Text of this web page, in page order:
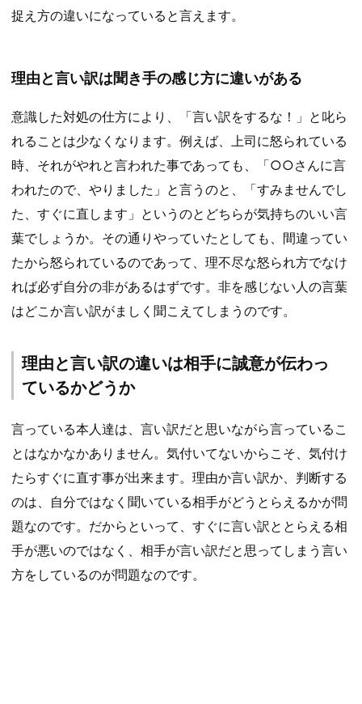
捉え方の違いになっていると言えます。
理由と言い訳は聞き手の感じ方に違いがある
意識した対処の仕方により、「言い訳をするな！」と叱ら
れることは少なくなります。例えば、上司に怒られている
時、それがやれと言われた事であっても、「○○さんに言
われたので、やりました」と言うのと、「すみませんでし
た、すぐに直します」というのとどちらが気持ちのいい言
葉でしょうか。その通りやっていたとしても、間違ってい
たから怒られているのであって、理不尽な怒られ方でなけ
れば必ず自分の非があるはずです。非を感じない人の言葉
はどこか言い訳がましく聞こえてしまうのです。
理由と言い訳の違いは相手に誠意が伝わっ
ているかどうか
言っている本人達は、言い訳だと思いながら言っているこ
とはなかなかありません。気付いてないからこそ、気付け
たらすぐに直す事が出来ます。理由か言い訳か、判断する
のは、自分ではなく聞いている相手がどうとらえるかが問
題なのです。だからといって、すぐに言い訳ととらえる相
手が悪いのではなく、相手が言い訳だと思ってしまう言い
方をしているのが問題なのです。